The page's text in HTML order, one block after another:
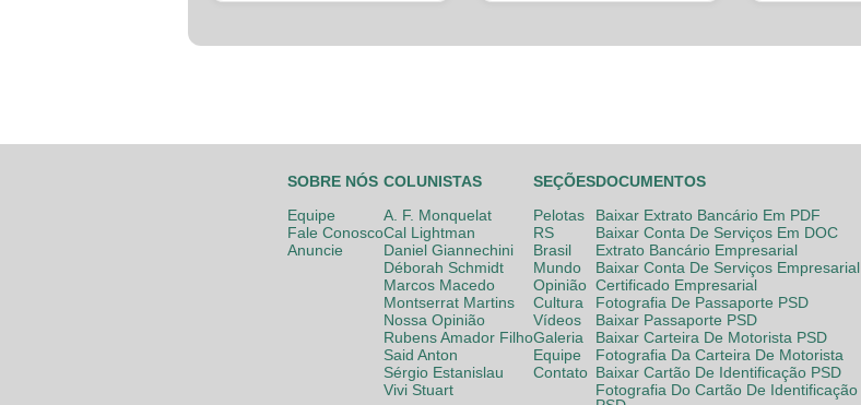
SOBRE NÓS
Equipe
Fale Conosco
Anuncie
COLUNISTAS
A. F. Monquelat
Cal Lightman
Daniel Giannechini
Déborah Schmidt
Marcos Macedo
Montserrat Martins
Nossa Opinião
Rubens Amador Filho
Said Anton
Sérgio Estanislau
Vivi Stuart
SEÇÕES
Pelotas
RS
Brasil
Mundo
Opinião
Cultura
Vídeos
Galeria
Equipe
Contato
DOCUMENTOS
Baixar Extrato Bancário Em PDF
Baixar Conta De Serviços Em DOC
Extrato Bancário Empresarial
Baixar Conta De Serviços Empresarial
Certificado Empresarial
Fotografia De Passaporte PSD
Baixar Passaporte PSD
Baixar Carteira De Motorista PSD
Fotografia Da Carteira De Motorista
Baixar Cartão De Identificação PSD
Fotografia Do Cartão De Identificação